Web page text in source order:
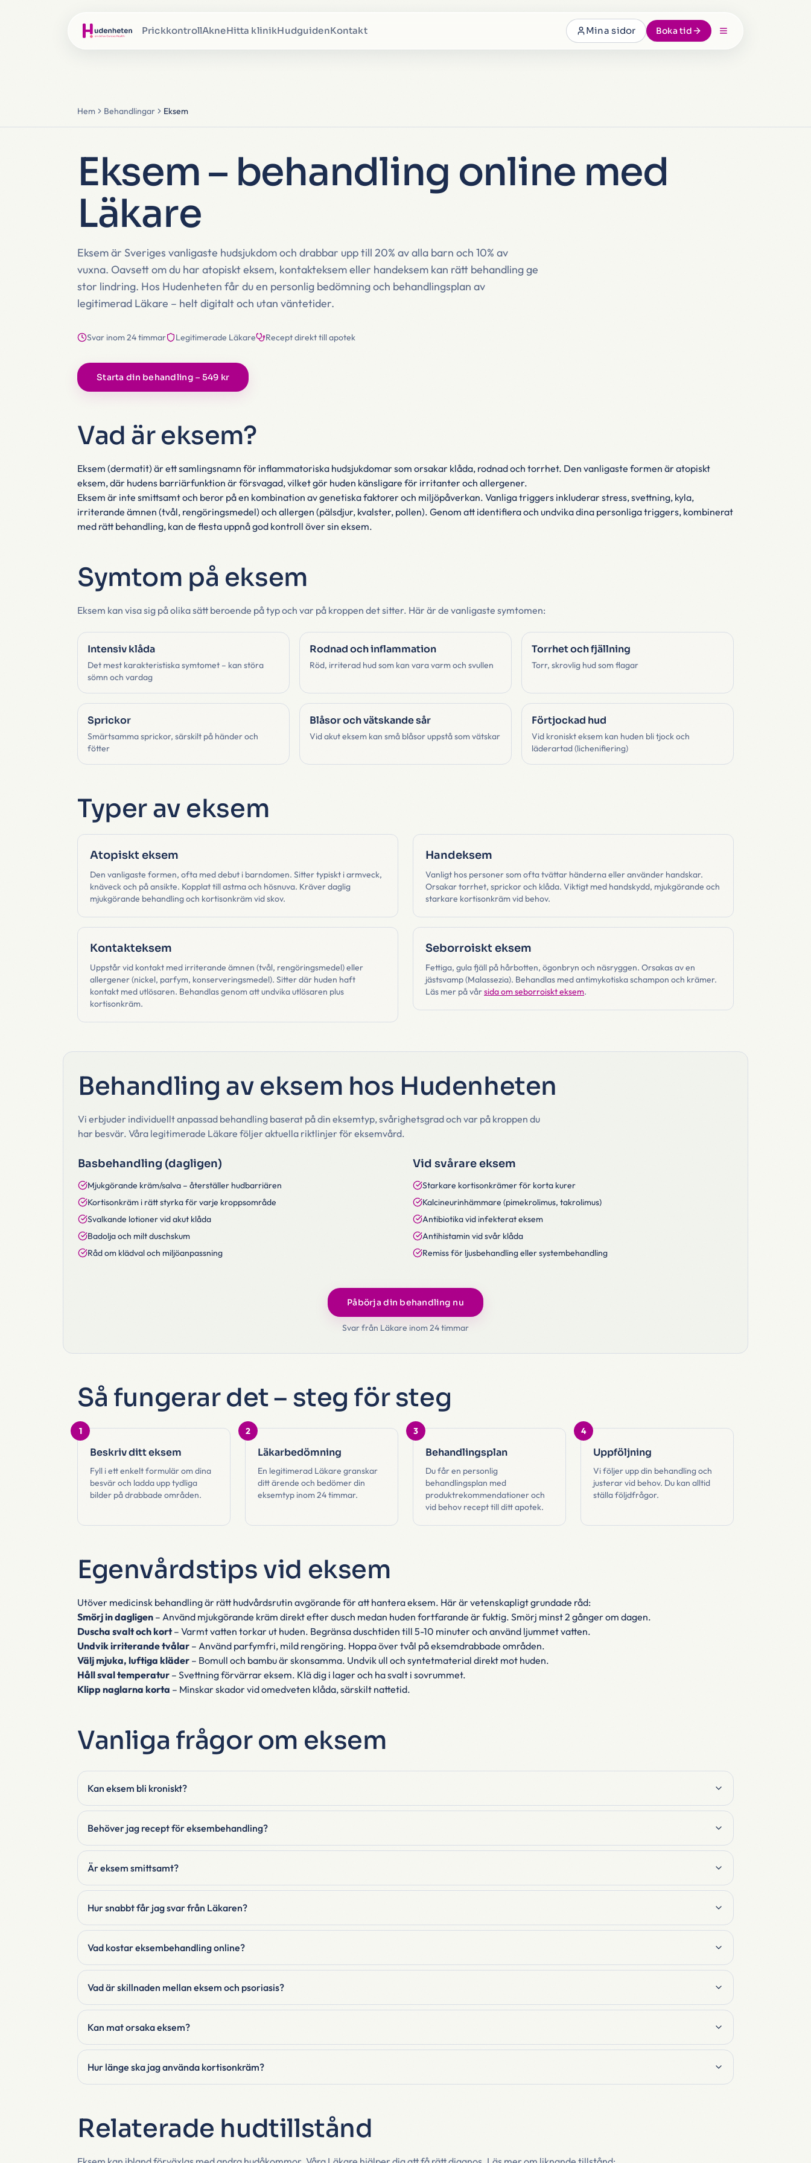
PrickkontrollAkneHitta klinikHudguidenKontakt Mina sidor Boka tid
Hem Behandlingar Eksem
Eksem – behandling online med
Läkare
Eksem är Sveriges vanligaste hudsjukdom och drabbar upp till 20% av alla barn och 10% av
vuxna. Oavsett om du har atopiskt eksem, kontakteksem eller handeksem kan rätt behandling ge
stor lindring. Hos Hudenheten får du en personlig bedömning och behandlingsplan av
legitimerad Läkare – helt digitalt och utan väntetider.
Svar inom 24 timmar Legitimerade Läkare Recept direkt till apotek
Starta din behandling – 549 kr
Vad är eksem?
Eksem (dermatit) är ett samlingsnamn för inflammatoriska hudsjukdomar som orsakar klåda, rodnad och torrhet. Den vanligaste formen är atopiskt
eksem, där hudens barriärfunktion är försvagad, vilket gör huden känsligare för irritanter och allergener.
Eksem är inte smittsamt och beror på en kombination av genetiska faktorer och miljöpåverkan. Vanliga triggers inkluderar stress, svettning, kyla,
irriterande ämnen (tvål, rengöringsmedel) och allergen (pälsdjur, kvalster, pollen). Genom att identifiera och undvika dina personliga triggers, kombinerat
med rätt behandling, kan de flesta uppnå god kontroll över sin eksem.
Symtom på eksem
Eksem kan visa sig på olika sätt beroende på typ och var på kroppen det sitter. Här är de vanligaste symtomen:
Intensiv klåda
Det mest karakteristiska symtomet – kan störa
sömn och vardag
Rodnad och inflammation
Röd, irriterad hud som kan vara varm och svullen
Torrhet och fjällning
Torr, skrovlig hud som flagar
Sprickor
Smärtsamma sprickor, särskilt på händer och
fötter
Blåsor och vätskande sår
Vid akut eksem kan små blåsor uppstå som vätskar
Förtjockad hud
Vid kroniskt eksem kan huden bli tjock och
läderartad (lichenifiering)
Typer av eksem
Atopiskt eksem
Den vanligaste formen, ofta med debut i barndomen. Sitter typiskt i armveck,
knäveck och på ansikte. Kopplat till astma och hösnuva. Kräver daglig
mjukgörande behandling och kortisonkräm vid skov.
Kontakteksem
Uppstår vid kontakt med irriterande ämnen (tvål, rengöringsmedel) eller
allergener (nickel, parfym, konserveringsmedel). Sitter där huden haft
kontakt med utlösaren. Behandlas genom att undvika utlösaren plus
kortisonkräm.
Handeksem
Vanligt hos personer som ofta tvättar händerna eller använder handskar.
Orsakar torrhet, sprickor och klåda. Viktigt med handskydd, mjukgörande och
starkare kortisonkräm vid behov.
Seborroiskt eksem
Fettiga, gula fjäll på hårbotten, ögonbryn och näsryggen. Orsakas av en
jästsvamp (Malassezia). Behandlas med antimykotiska schampon och krämer.
Läs mer på vårsida om seborroiskt eksem.
Behandling av eksem hos Hudenheten
Vi erbjuder individuellt anpassad behandling baserat på din eksemtyp, svårighetsgrad och var på kroppen du
har besvär. Våra legitimerade Läkare följer aktuella riktlinjer för eksemvård.
Basbehandling (dagligen)
Mjukgörande kräm/salva – återställer hudbarriären
Kortisonkräm i rätt styrka för varje kroppsområde
Svalkande lotioner vid akut klåda
Badolja och milt duschskum
Råd om klädval och miljöanpassning
Vid svårare eksem
Starkare kortisonkrämer för korta kurer
Kalcineurinhämmare (pimekrolimus, takrolimus)
Antibiotika vid infekterat eksem
Antihistamin vid svår klåda
Remiss för ljusbehandling eller systembehandling
Påbörja din behandling nu
Svar från Läkare inom 24 timmar
Så fungerar det – steg för steg
1
Beskriv ditt eksem
Fyll i ett enkelt formulär om dina
besvär och ladda upp tydliga
bilder på drabbade områden.
2
Läkarbedömning
En legitimerad Läkare granskar
ditt ärende och bedömer din
eksemtyp inom 24 timmar.
3
Behandlingsplan
Du får en personlig
behandlingsplan med
produktrekommendationer och
vid behov recept till ditt apotek.
4
Uppföljning
Vi följer upp din behandling och
justerar vid behov. Du kan alltid
ställa följdfrågor.
Egenvårdstips vid eksem
Utöver medicinsk behandling är rätt hudvårdsrutin avgörande för att hantera eksem. Här är vetenskapligt grundade råd:
Smörj in dagligen – Använd mjukgörande kräm direkt efter dusch medan huden fortfarande är fuktig. Smörj minst 2 gånger om dagen.
Duscha svalt och kort– Varmt vatten torkar ut huden. Begränsa duschtiden till 5-10 minuter och använd ljummet vatten.
Undvik irriterande tvålar – Använd parfymfri, mild rengöring. Hoppa över tvål på eksemdrabbade områden.
Välj mjuka, luftiga kläder – Bomull och bambu är skonsamma. Undvik ull och syntetmaterial direkt mot huden.
Håll sval temperatur – Svettning förvärrar eksem. Klä dig i lager och ha svalt i sovrummet.
Klipp naglarna korta – Minskar skador vid omedveten klåda, särskilt nattetid.
Vanliga frågor om eksem
Kan eksem bli kroniskt?
Behöver jag recept för eksembehandling?
Är eksem smittsamt?
Hur snabbt får jag svar från Läkaren?
Vad kostar eksembehandling online?
Vad är skillnaden mellan eksem och psoriasis?
Kan mat orsaka eksem?
Hur länge ska jag använda kortisonkräm?
Relaterade hudtillstånd